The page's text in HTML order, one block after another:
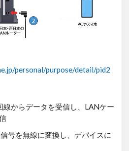
personal/purpose/detail/pid2
線からデータを受信し、LANケー
号を無線に変換し、デバイスに